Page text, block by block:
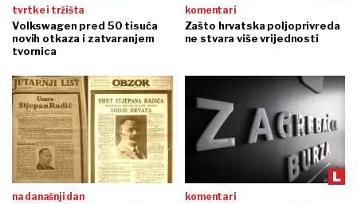
tvrtke i tržišta
Volkswagen pred 50 tisuća
novih otkaza i zatvaranjem
tvornica
komentari
Zašto hrvatska poljoprivreda
ne stvara više vrijednosti
na današnji dan komentari